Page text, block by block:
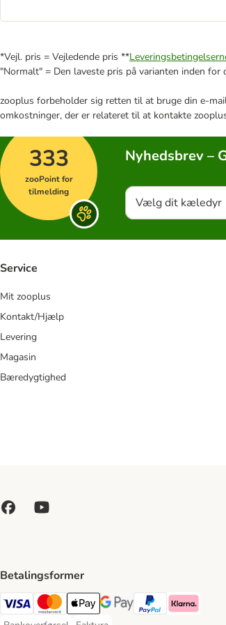
*Vejl. pris = Vejledende pris **
"Normalt" = Den laveste pris på varianten inden for
zooplus forbeholder sig retten til at bruge din e-
omkostninger, der er relateret til at kontakte
333
zooPoint for
tilmelding
Nyhedsbrev –
Vælg dit kæledyr
Service
Mit zooplus
Kontakt/Hjælp
Levering
Magasin
Bæredygtighed
Betalingsformer
VISA Payment Method
Mastercard Payment Method
Apply pay Payment Method
Google Pay Payment Method
paypal Payment
Klarna